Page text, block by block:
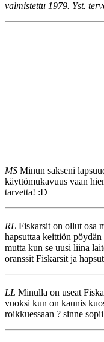
valmistettu 1979. Yst.
MS Minun sakseni
käyttömukavuus vaan
tarvetta! :D
RL Fiskarsit on ollut osa
hapsuttaa keittiön
mutta kun se uusi liina
oranssit Fiskarsit ja
LL Minulla on useat
vuoksi kun on kaunis
roikkuessaan ? sinne